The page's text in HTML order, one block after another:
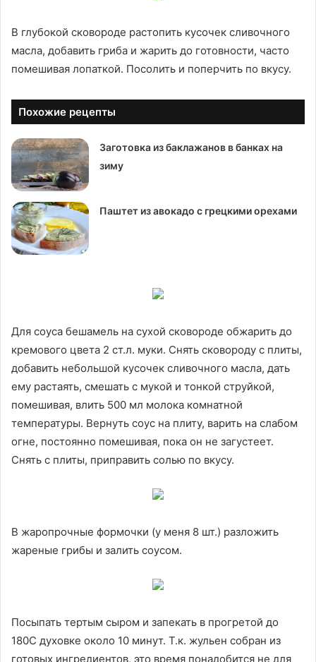
В глубокой сковороде растопить кусочек сливочного
масла, добавить гриба и жарить до готовности, часто
помешивая лопаткой. Посолить и поперчить по вкусу.
Похожие рецепты
Заготовка из баклажанов в банках на
зиму
Паштет из авокадо с грецкими орехами
Для соуса бешамель на сухой сковороде обжарить до
кремового цвета 2 ст.л. муки. Снять сковороду с плиты,
добавить небольшой кусочек сливочного масла, дать
ему растаять, смешать с мукой и тонкой струйкой,
помешивая, влить 500 мл молока комнатной
температуры. Вернуть соус на плиту, варить на слабом
огне, постоянно помешивая, пока он не загустеет.
Снять с плиты, приправить солью по вкусу.
В жаропрочные формочки (у меня 8 шт.) разложить
жареные грибы и залить соусом.
Посыпать тертым сыром и запекать в прогретой до
180С духовке около 10 минут. Т.к. жульен собран из
готовых ингредиентов, это время понадобится не для